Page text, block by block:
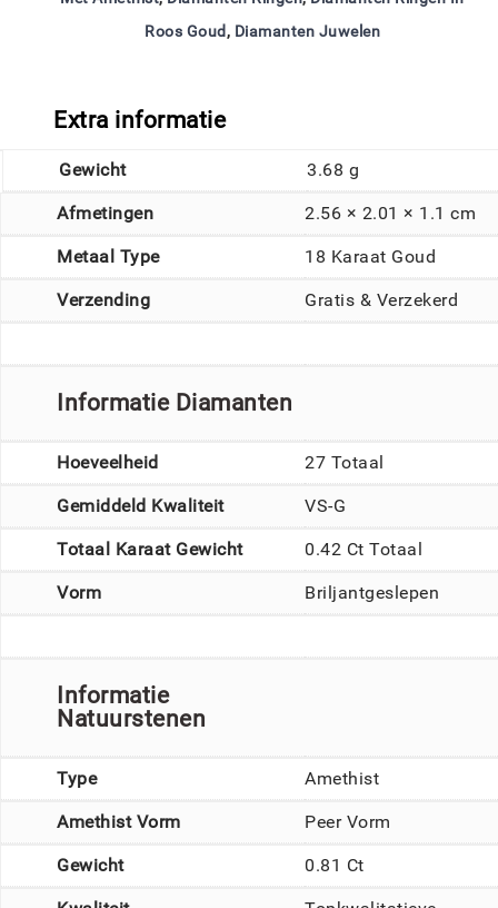
Roos Goud, Diamanten Juwelen
Extra informatie
Gewicht 3.68 g
Afmetingen 2.56 × 2.01 × 1.1 cm
Metaal Type 18 Karaat Goud
Verzending Gratis & Verzekerd
Informatie Diamanten
Hoeveelheid 27 Totaal
Gemiddeld Kwaliteit VS-G
Totaal Karaat Gewicht 0.42 Ct Totaal
Vorm Briljantgeslepen
Informatie
Natuurstenen
Type Amethist
Amethist Vorm Peer Vorm
Gewicht 0.81 Ct